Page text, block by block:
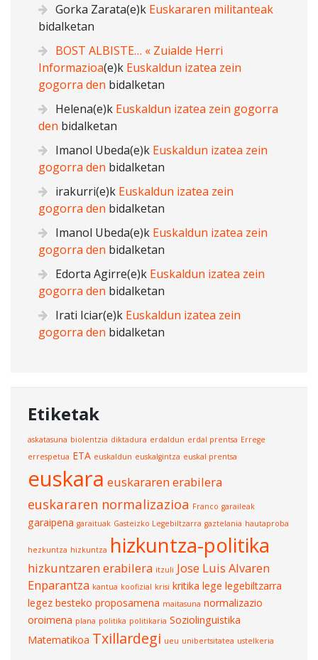
Gorka Zarata(e)k Euskararen militanteak
bidalketan
BOST ALBISTE… « Zuialde Herri
Informazioa(e)k Euskaldun izatea zein
gogorra den bidalketan
Helena(e)k Euskaldun izatea zein gogorra
den bidalketan
Imanol Ubeda(e)k Euskaldun izatea zein
gogorra den bidalketan
irakurri(e)k Euskaldun izatea zein
gogorra den bidalketan
Imanol Ubeda(e)k Euskaldun izatea zein
gogorra den bidalketan
Edorta Agirre(e)k Euskaldun izatea zein
gogorra den bidalketan
Irati Iciar(e)k Euskaldun izatea zein
gogorra den bidalketan
Etiketak
askatasuna biolentzia diktadura erdaldun erdal prentsa Errege
errespetua ETA euskaldun euskalgintza euskal prentsa
euskara euskararen erabilera
euskararen normalizazioa Franco garaileak
garaipena garaituak Gasteizko Legebiltzarra gaztelania hautaproba
hezkuntza hizkuntza hizkuntza-politika
hizkuntzaren erabilera itzuli Jose Luis Alvaren
Enparantza kantua koofizial krisi kritika lege legebiltzarra
legez besteko proposamena maitasuna normalizazio
oroimena plana politika politikaria Soziolinguistika
Matematikoa Txillardegi ueu unibertsitatea ustelkeria